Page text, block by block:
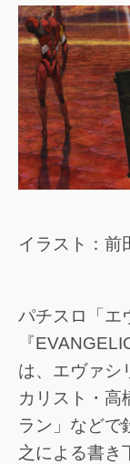
イラスト：前
パチスロ「エ
『
は、エヴァシ
カリスト・高
ラン」などで
之による書き